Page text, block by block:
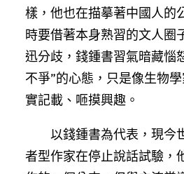
樣，他也在描摹著中國人的
時要借著本身熟習的文人圈
迅分歧，錢鍾書習氣暗藏惱
不爭”的心態，只是像生物
實記載、咂摸興趣。
以錢鍾書為代表，現今
者型作家在停止說話試驗，